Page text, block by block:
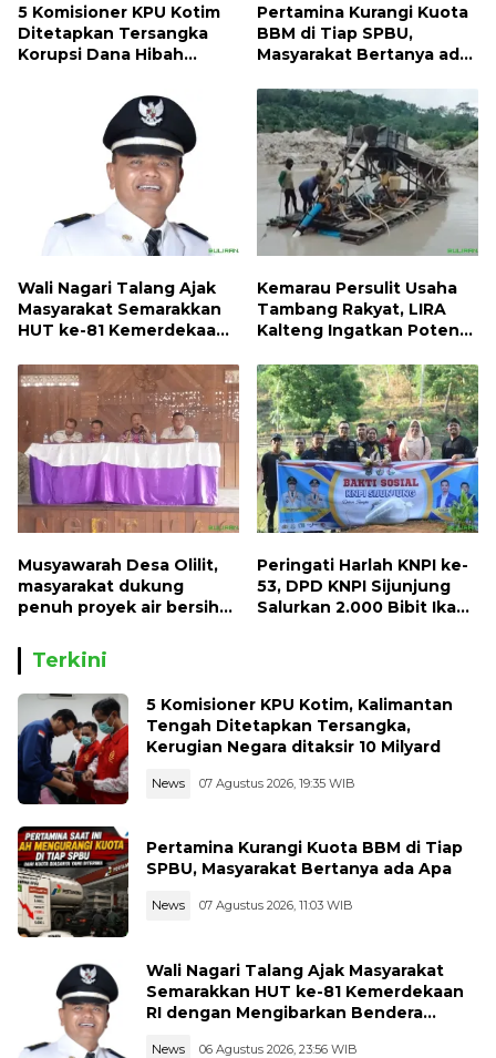
5 Komisioner KPU Kotim
Ditetapkan Tersangka
Korupsi Dana Hibah
ditaksir 10 Milyard
Pertamina Kurangi Kuota
BBM di Tiap SPBU,
Masyarakat Bertanya ada
Wali Nagari Talang Ajak
Masyarakat Semarakkan
HUT ke-81 Kemerdekaan
Bendera Merah Putih
Kemarau Persulit Usaha
Tambang Rakyat, LIRA
Kalteng Ingatkan Potensi
Hidup
Musyawarah Desa Olilit,
masyarakat dukung
penuh proyek air bersih
Peringati Harlah KNPI ke-
53, DPD KNPI Sijunjung
Salurkan 2.000 Bibit Ikan
Terkini
5 Komisioner KPU Kotim, Kalimantan
Tengah Ditetapkan Tersangka,
Kerugian Negara ditaksir 10 Milyard
News 07 Agustus 2026, 19:35 WIB
Pertamina Kurangi Kuota BBM di Tiap
SPBU, Masyarakat Bertanya ada Apa
News 07 Agustus 2026, 11:03 WIB
Wali Nagari Talang Ajak Masyarakat
Semarakkan HUT ke-81 Kemerdekaan
RI dengan Mengibarkan Bendera
News 06 Agustus 2026, 23:56 WIB